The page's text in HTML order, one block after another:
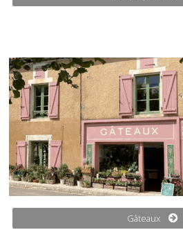
Gâteaux